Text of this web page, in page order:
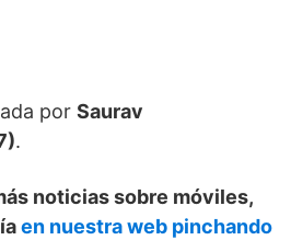
por Saurav
.
noticias sobre móviles,
en nuestra web pinchando